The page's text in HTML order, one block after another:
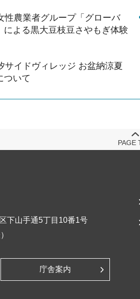
性農業者グループ「グローバ
による黒大豆枝豆さやもぎ体験
イドヴィレッジ お盆納涼夏
ついて
PAGE
下山手通5丁目10番1号
庁舎案内